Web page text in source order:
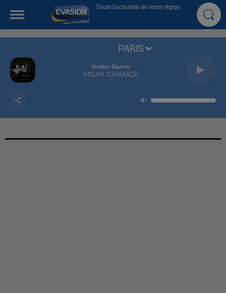
Toute l'actualité de votre région
Stolen Dance
MILKY CHANCE
PARIS